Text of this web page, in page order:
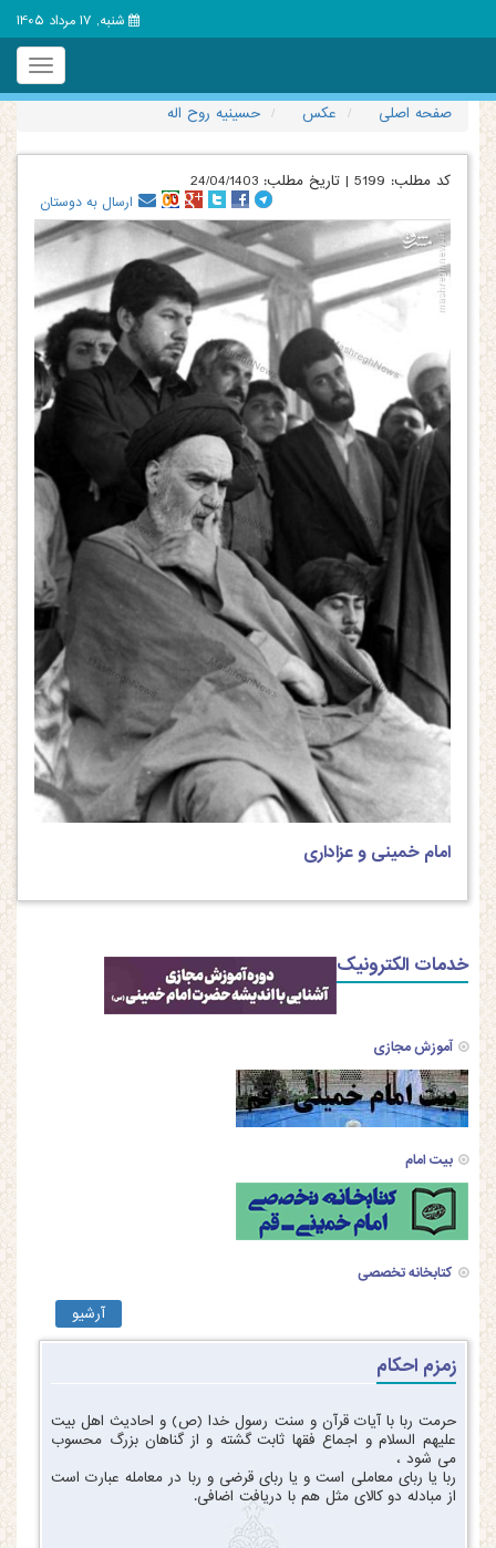
شنبه, 17 مرداد 1405
Toggle
صفحه اصلی
عکس حسینیه روح اله
کد مطلب: 5199
| تاریخ مطلب: 24/04/1403
ارسال به دوستان
امام خمینی و عزاداری
خدمات الکترونیک
آرشیو
آموزش مجازی
بیت امام
کتابخانه تخصصی
زمزم احکام
حرمت ربا با آیات قرآن و سنت رسول خدا (ص) و احادیث اهل بیت
علیهم السلام و اجماع فقها ثابت گشته و از گناهان بزرگ محسوب
می شود ،
ربا یا ربای معاملی است و یا ربای قرضی و ربا در معامله عبارت است
از مبادله دو کالای مثل هم با دریافت اضافی.